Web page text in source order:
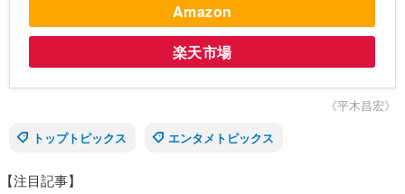
Amazon
楽天市場
《平木昌宏》
トップトピックス
エンタメトピックス
【注目記事】